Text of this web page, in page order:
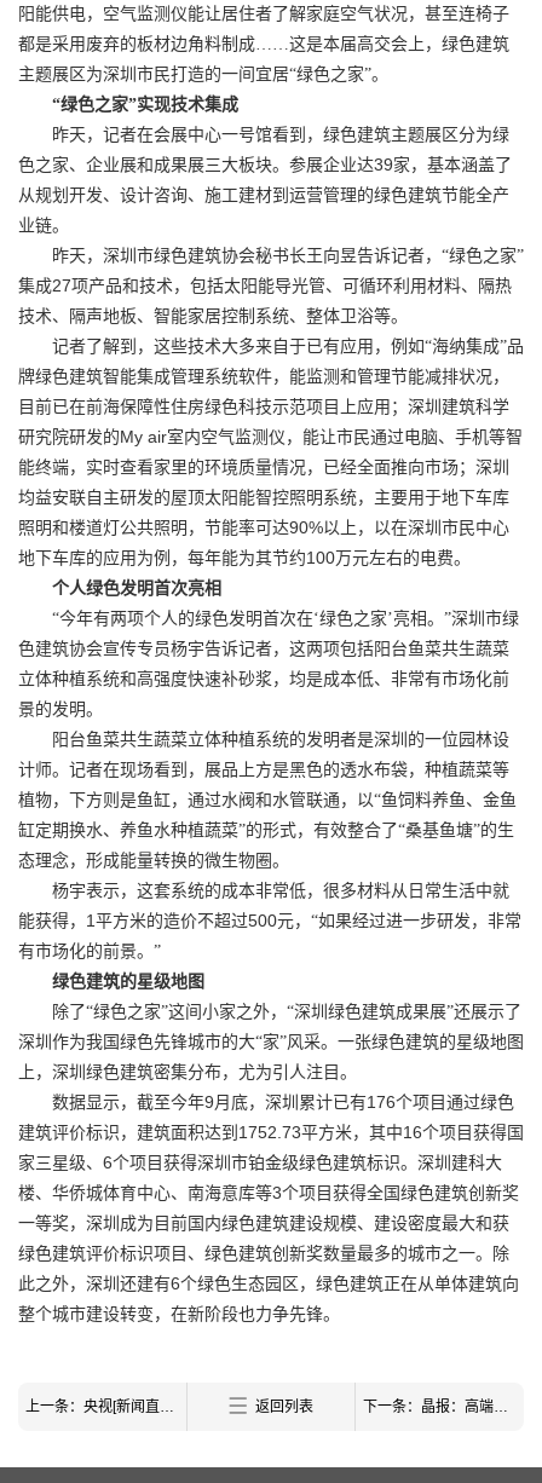
阳能供电，空气监测仪能让居住者了解家庭空气状况，甚至连椅子
都是采用废弃的板材边角料制成……这是本届高交会上，绿色建筑
主题展区为深圳市民打造的一间宜居“绿色之家”。
“绿色之家”实现技术集成
昨天，记者在会展中心一号馆看到，绿色建筑主题展区分为绿
色之家、企业展和成果展三大板块。参展企业达39家，基本涵盖了
从规划开发、设计咨询、施工建材到运营管理的绿色建筑节能全产
业链。
昨天，深圳市绿色建筑协会秘书长王向昱告诉记者，“绿色之家”
集成27项产品和技术，包括太阳能导光管、可循环利用材料、隔热
技术、隔声地板、智能家居控制系统、整体卫浴等。
记者了解到，这些技术大多来自于已有应用，例如“海纳集成”品
牌绿色建筑智能集成管理系统软件，能监测和管理节能减排状况，
目前已在前海保障性住房绿色科技示范项目上应用；深圳建筑科学
研究院研发的My air室内空气监测仪，能让市民通过电脑、手机等智
能终端，实时查看家里的环境质量情况，已经全面推向市场；深圳
均益安联自主研发的屋顶太阳能智控照明系统，主要用于地下车库
照明和楼道灯公共照明，节能率可达90%以上，以在深圳市民中心
地下车库的应用为例，每年能为其节约100万元左右的电费。
个人绿色发明首次亮相
“今年有两项个人的绿色发明首次在‘绿色之家’亮相。”深圳市绿
色建筑协会宣传专员杨宇告诉记者，这两项包括阳台鱼菜共生蔬菜
立体种植系统和高强度快速补砂浆，均是成本低、非常有市场化前
景的发明。
阳台鱼菜共生蔬菜立体种植系统的发明者是深圳的一位园林设
计师。记者在现场看到，展品上方是黑色的透水布袋，种植蔬菜等
植物，下方则是鱼缸，通过水阀和水管联通，以“鱼饲料养鱼、金鱼
缸定期换水、养鱼水种植蔬菜”的形式，有效整合了“桑基鱼塘”的生
态理念，形成能量转换的微生物圈。
杨宇表示，这套系统的成本非常低，很多材料从日常生活中就
能获得， 1 平方米的造价不超过500元，“如果经过进一步研发，非常
有市场化的前景。”
绿色建筑的星级地图
除了“绿色之家”这间小家之外，“深圳绿色建筑成果展”还展示了
深圳作为我国绿色先锋城市的大“家”风采。一张绿色建筑的星级地图
上，深圳绿色建筑密集分布，尤为引人注目。
数据显示，截至今年9月底，深圳累计已有176个项目通过绿色
建筑评价标识，建筑面积达到 1752.73平方米，其中16个项目获得国
家三星级、 6个项目获得深圳市铂金级绿色建筑标识。深圳建科大
楼、华侨城体育中心、南海意库等3个项目获得全国绿色建筑创新奖
一等奖，深圳成为目前国内绿色建筑建设规模、建设密度最大和获
绿色建筑评价标识项目、绿色建筑创新奖数量最多的城市之一。除
此之外，深圳还建有6个绿色生态园区，绿色建筑正在从单体建筑向
整个城市建设转变，在新阶段也力争先锋。
上一条：央视[新闻直播间]：科技 节能 环保 高交会新亮点 返回列表 下一条：晶报：高端样板房 一眼观未来